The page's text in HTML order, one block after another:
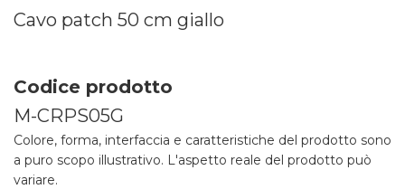
Cavo patch 50 cm giallo
Codice prodotto
M-CRPS05G
Colore, forma, interfaccia e caratteristiche del prodotto sono
a puro scopo illustrativo. L'aspetto reale del prodotto può
variare.